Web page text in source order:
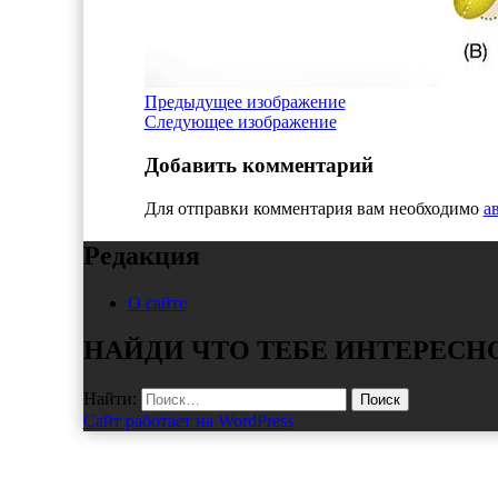
Предыдущее изображение
Следующее изображение
Добавить комментарий
Для отправки комментария вам необходимо
Редакция
О сайте
НАЙДИ ЧТО ТЕБЕ
Найти:
Сайт работает на WordPress